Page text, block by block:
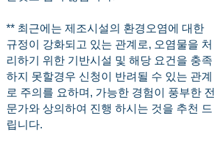
** 최근에는 제조시설의 환경오염에 대한
규정이 강화되고 있는 관계로, 오염물을 처
리하기 위한 기반시설 및 해당 요건을 충족
하지 못할경우 신청이 반려될 수 있는 관계
로 주의를 요하며, 가능한 경험이 풍부한 전
문가와 상의하여 진행 하시는 것을 추천 드
립니다.